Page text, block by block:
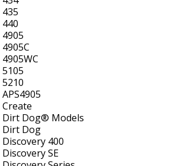
Dirt Dog® Models
Dirt Dog
400
SE